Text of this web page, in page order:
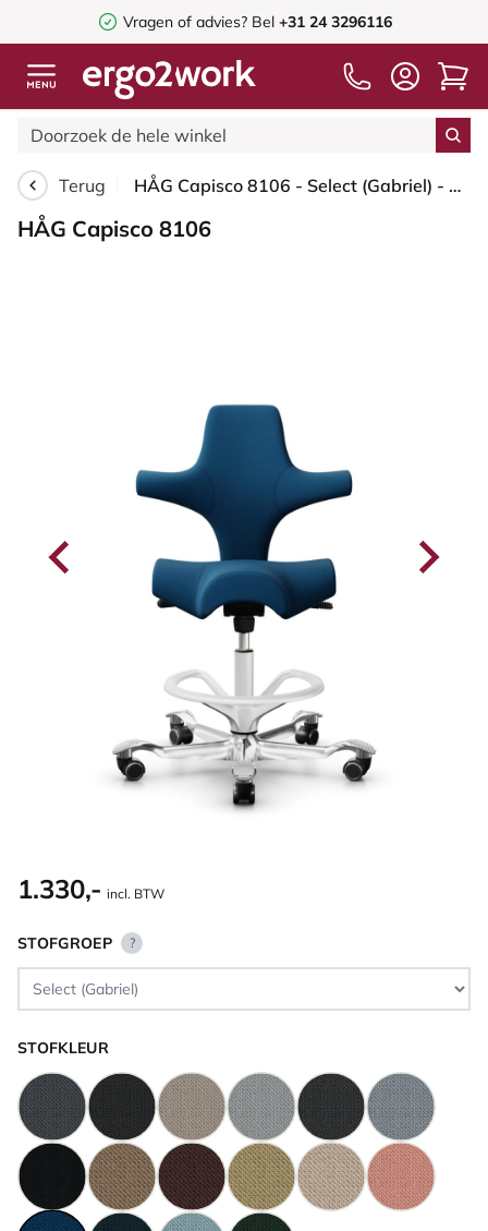
Vragen of advies? Bel +31 24 3296116
Terug HÅG Capisco 8106 - Select (Gabriel) - Wol / Polyamide - SC66071 - Navy blue - Framekleur - Wit - Gasveer - 265 mm (Zithoogte 53-79cm) - Vloercontact - Zachte wielen t.b.v. harde vloeren - Voetenring - Ja, in framekleur - Voetster - Ja, voetster in gepo...
HÅG Capisco 8106
1.330,- incl. BTW
STOFGROEP ?
STOFKLEUR